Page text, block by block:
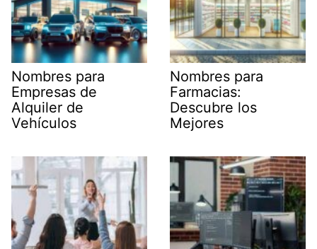
Nombres para
Empresas de
Alquiler de
Vehículos
Nombres para
Farmacias:
Descubre los
Mejores